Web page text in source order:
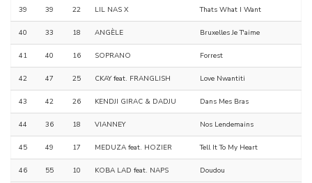
39 39 22 LIL NAS X Thats What I Want
40 33 18 ANGÈLE Bruxelles Je T'aime
41 40 16 SOPRANO Forrest
42 47 25 CKAY feat. FRANGLISH Love Nwantiti
43 42 26 KENDJI GIRAC & DADJU Dans Mes Bras
44 36 18 VIANNEY Nos Lendemains
45 49 17 MEDUZA feat. HOZIER Tell It To My Heart
46 55 10 KOBA LAD feat. NAPS Doudou